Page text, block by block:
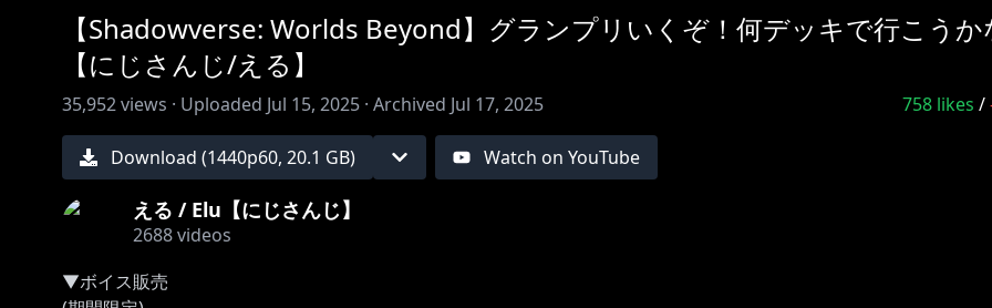
【Shadowverse: Worlds Beyond】グランプリいくぞ！何デッキで行こうか
【にじさんじ/える】
35,952views · Uploaded Jul 15, 2025 · Archived Jul 17, 2025 758 likes /
Download (1440p60, 20.1 GB) Watch on YouTube
える / Elu【にじさんじ】
2688videos
▼ボイス販売